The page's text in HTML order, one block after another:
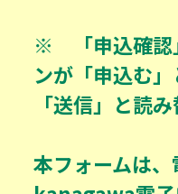
※ 「申込確認
ンが「申込む」
「送信」と読
本フォームは